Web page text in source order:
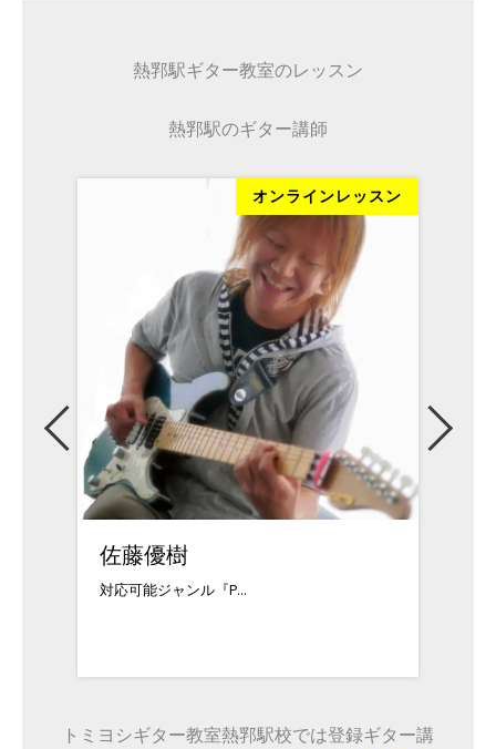
熱郛駅ギター教室のレッスン
熱郛駅のギター講師
トミヨシギター教室熱郛駅校では登録ギター講